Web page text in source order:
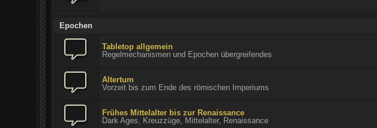
Epochen
Tabletop allgemein
Regelmechanismen und Epochen übergreifendes
Altertum
Vorzeit bis zum Ende des römischen Imperiums
Frühes Mittelalter bis zur Renaissance
Dark Ages, Kreuzzüge, Mittelalter, Renaissance